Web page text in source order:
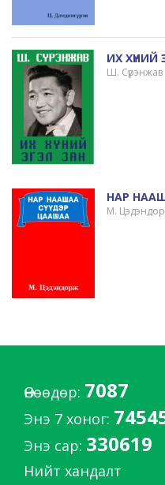
ИХ ХҮНИЙ
Ш. Сүрэнжав
НАР
М.
Өнөөдөр: 7087
Энэ 7 хоног:
Энэ сар: 330619
Нийт хандалт